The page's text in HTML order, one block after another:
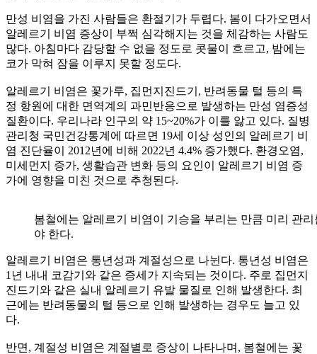
만성 비염을 가진 사람들은 환절기가 두렵다. 봄이 다가오면서
알레르기 비염 증상이 부쩍 심각해지는 것을 체감하는 사람도
많다. 아침마다 감당할 수 없을 정도로 콧물이 흐르고, 밤에는
코가 막혀 잠을 이루지 못할 정도다.
알레르기 비염은 꽃가루, 집먼지진드기, 반려동물 털 등의 특
정 항원에 대한 면역계의 과민반응으로 발생하는 만성 염증성
질환이다. 우리나라 인구의 약 15~20%가 이를 앓고 있다. 질병
관리청 국민건강통계에 따르면 19세 이상 성인의 알레르기 비
염 진단율이 2012년에 비해 2022년 4.4% 증가했다. 환경오염,
미세먼지 증가, 생활습관 변화 등의 요인이 알레르기 비염 증
가에 영향을 미친 것으로 추청된다.
봄철에는 알레르기 비염이 기승을 부리는 만큼 미리 관
야 한다.
알레르기 비염은 통년성과 계절성으로 나뉜다. 통년성 비염은
1년 내내 코감기와 같은 증세가 지속되는 것이다. 주로 집먼지
진드기와 같은 실내 알레르기 유발 물질로 인해 발생한다. 최
근에는 반려동물의 털 등으로 인해 발생하는 경우도 늘고 있
다.
반면, 계절성 비염은 계절별로 증상이 나타나며, 봄철에는 꽃